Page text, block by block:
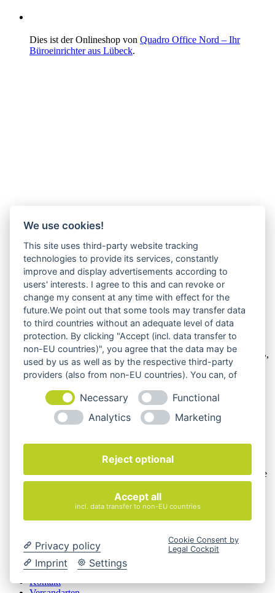
Dies ist der Onlineshop von Quadro Office Nord – Ihr
Büroeinrichter aus Lübeck.
Wir verkaufen online ausschließlich an Unternehmer
Unsere Angebote richten sich nur an Unternehmer,§14 BGB,
also an natürliche oder juristische Personen oder rechtsfähige
Personengesellschaften, die bei Abschluss eines
selbständigen beruflichen Tätigkeit handeln. Wir schließen
keine Verträge mit Verbrauchern,§ 13 BGB.
Ausstattung, Farbe oder Konfiguration von der
Artikelbeschreibung abweichen können. Maßgeblich sind die
Beschreibungen und Abbildungen im unverbindlichen
Angebot. Gerne konfigurieren wir das ausgewählte Produkt
genau nach Ihren Vorstellungen.
Über Uns
Magazin
FAQ
Kontakt
We use cookies!
This site uses third-party website tracking
technologies to provide its services, constantly
improve and display advertisements according to
users' interests. I agree to this and can revoke or
change my consent at any time with effect for the
future.We point out that some tools may transfer data
to third countries without an adequate level of data
protection. By clicking "Accept (incl. data transfer to
non-EU countries)", you agree that the data may be
used by us as well as by the respective third-party
providers (also from non-EU countries). You can, of
Necessary
Functional
Analytics
Marketing
Reject optional
Accept all
incl. data transfer to non-EU countries
Privacy policy
Imprint
Settings
Cookie Consent by
Legal Cockpit